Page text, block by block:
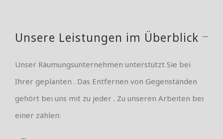
Unsere Leistungen im Überblick
Unser Räumungsunternehmen unterstützt Sie bei
Ihrer geplanten . Das Entfernen von Gegenständen
gehört bei uns mit zu jeder . Zu unseren Arbeiten bei
einer zählen: